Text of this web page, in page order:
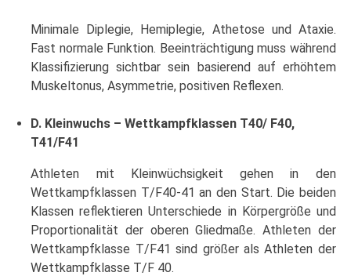
Minimale Diplegie, Hemiplegie, Athetose und Ataxie.
Fast normale Funktion. Beeinträchtigung muss während
Klassifizierung sichtbar sein basierend auf erhöhtem
Muskeltonus, Asymmetrie, positiven Reflexen.
D. Kleinwuchs – Wettkampfklassen T40/ F40,
T41/F41
Athleten mit Kleinwüchsigkeit gehen in den
Wettkampfklassen T/F40-41 an den Start. Die beiden
Klassen reflektieren Unterschiede in Körpergröße und
Proportionalität der oberen Gliedmaße. Athleten der
Wettkampfklasse T/F41 sind größer als Athleten der
Wettkampfklasse T/F 40.